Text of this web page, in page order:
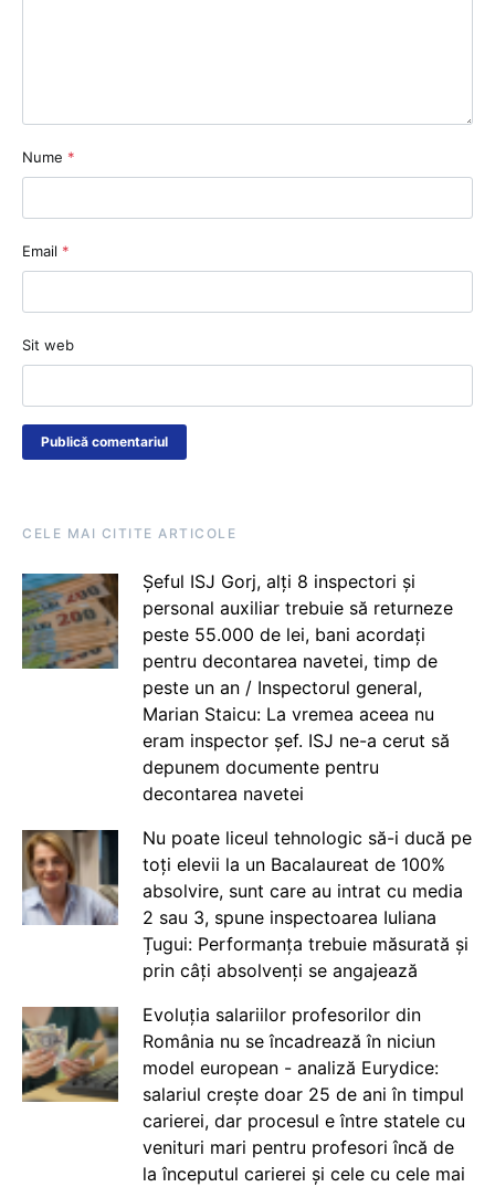
Nume *
Email *
Sit web
CELE MAI CITITE ARTICOLE
Șeful ISJ Gorj, alți 8 inspectori și
personal auxiliar trebuie să returneze
peste 55.000 de lei, bani acordați
pentru decontarea navetei, timp de
peste un an / Inspectorul general,
Marian Staicu: La vremea aceea nu
eram inspector șef. ISJ ne-a cerut să
depunem documente pentru
decontarea navetei
Nu poate liceul tehnologic să-i ducă pe
toți elevii la un Bacalaureat de 100%
absolvire, sunt care au intrat cu media
2 sau 3, spune inspectoarea Iuliana
Țugui: Performanța trebuie măsurată și
prin câți absolvenți se angajează
Evoluția salariilor profesorilor din
România nu se încadrează în niciun
model european - analiză Eurydice:
salariul crește doar 25 de ani în timpul
carierei, dar procesul e între statele cu
venituri mari pentru profesori încă de
la începutul carierei și cele cu cele mai